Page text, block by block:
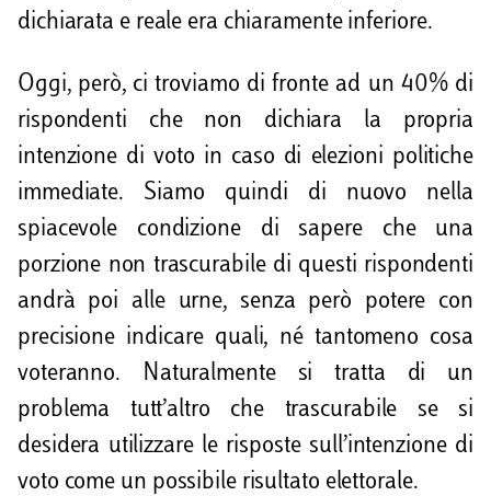
dichiarata e reale era chiaramente inferiore.
Oggi, però, ci troviamo di fronte ad un 40% di
rispondenti che non dichiara la propria
intenzione di voto in caso di elezioni politiche
immediate. Siamo quindi di nuovo nella
spiacevole condizione di sapere che una
porzione non trascurabile di questi rispondenti
andrà poi alle urne, senza però potere con
precisione indicare quali, né tantomeno cosa
voteranno. Naturalmente si tratta di un
problema tutt’altro che trascurabile se si
desidera utilizzare le risposte sull’intenzione di
voto come un possibile risultato elettorale.